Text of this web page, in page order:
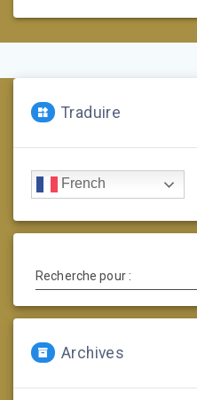
Traduire
French
Recherche pour :
Archives